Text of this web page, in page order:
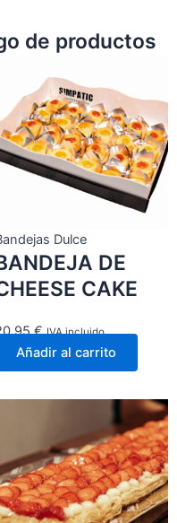
de productos
Dulce
DE
CAKE
€ IVA incluido
Añadir al carrito